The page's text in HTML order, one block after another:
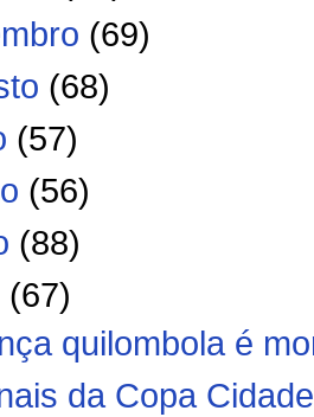
(69)
(68)
(57)
(56)
(88)
(67)
quilombola é
da Copa